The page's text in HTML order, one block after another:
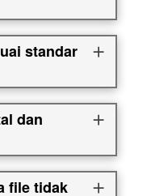
standar
dan
file tidak